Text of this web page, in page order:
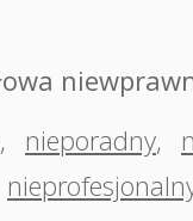
, nieporadny,